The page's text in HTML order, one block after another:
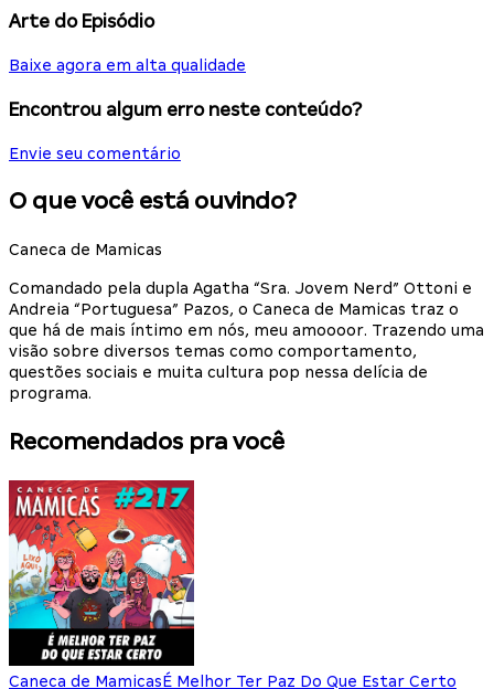
Arte do Episódio
Baixe agora em alta qualidade
Encontrou algum erro neste conteúdo?
Envie seu comentário
O que você está ouvindo?
Caneca de Mamicas
Comandado pela dupla Agatha “Sra. Jovem Nerd” Ottoni e
Andreia “Portuguesa” Pazos, o Caneca de Mamicas traz o
que há de mais íntimo em nós, meu amoooor. Trazendo uma
visão sobre diversos temas como comportamento,
questões sociais e muita cultura pop nessa delícia de
programa.
Recomendados pra você
Caneca de MamicasÉ Melhor Ter Paz Do Que Estar Certo